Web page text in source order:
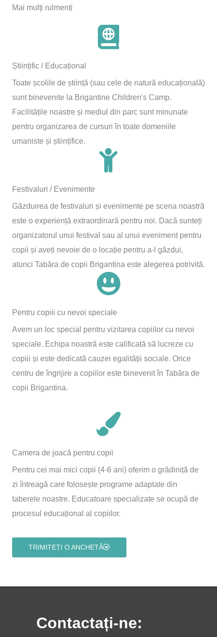
Mai mulți rulmenți
Științific / Educațional
Toate școlile de știință (sau cele de natură educațională)
sunt binevenite la Brigantine Children's Camp.
Facilitățile noastre și mediul din parc sunt minunate
pentru organizarea de cursuri în toate domeniile
umaniste și științifice.
Festivaluri / Evenimente
Găzduirea de festivaluri și evenimente pe scena noastră
este o experiență extraordinară pentru noi. Dacă sunteți
organizatorul unui festival sau al unui eveniment pentru
copii și aveți nevoie de o locație pentru a-l găzdui,
atunci Tabăra de copii Brigantina este alegerea potrivită.
Pentru copiii cu nevoi speciale
Avem un loc special pentru vizitarea copiilor cu nevoi
speciale. Echipa noastră este calificată să lucreze cu
copiii și este dedicată cauzei egalității sociale. Orice
centru de îngrijire a copiilor este binevenit în Tabăra de
copii Brigantina.
Camera de joacă pentru copii
Pentru cei mai mici copii (4-6 ani) oferim o grădiniță de
zi întreagă care folosește programe adaptate din
taberele noastre. Educatoare specializate se ocupă de
procesul educațional al copiilor.
TRIMITEȚI O ANCHETĂ
Contactați-ne: